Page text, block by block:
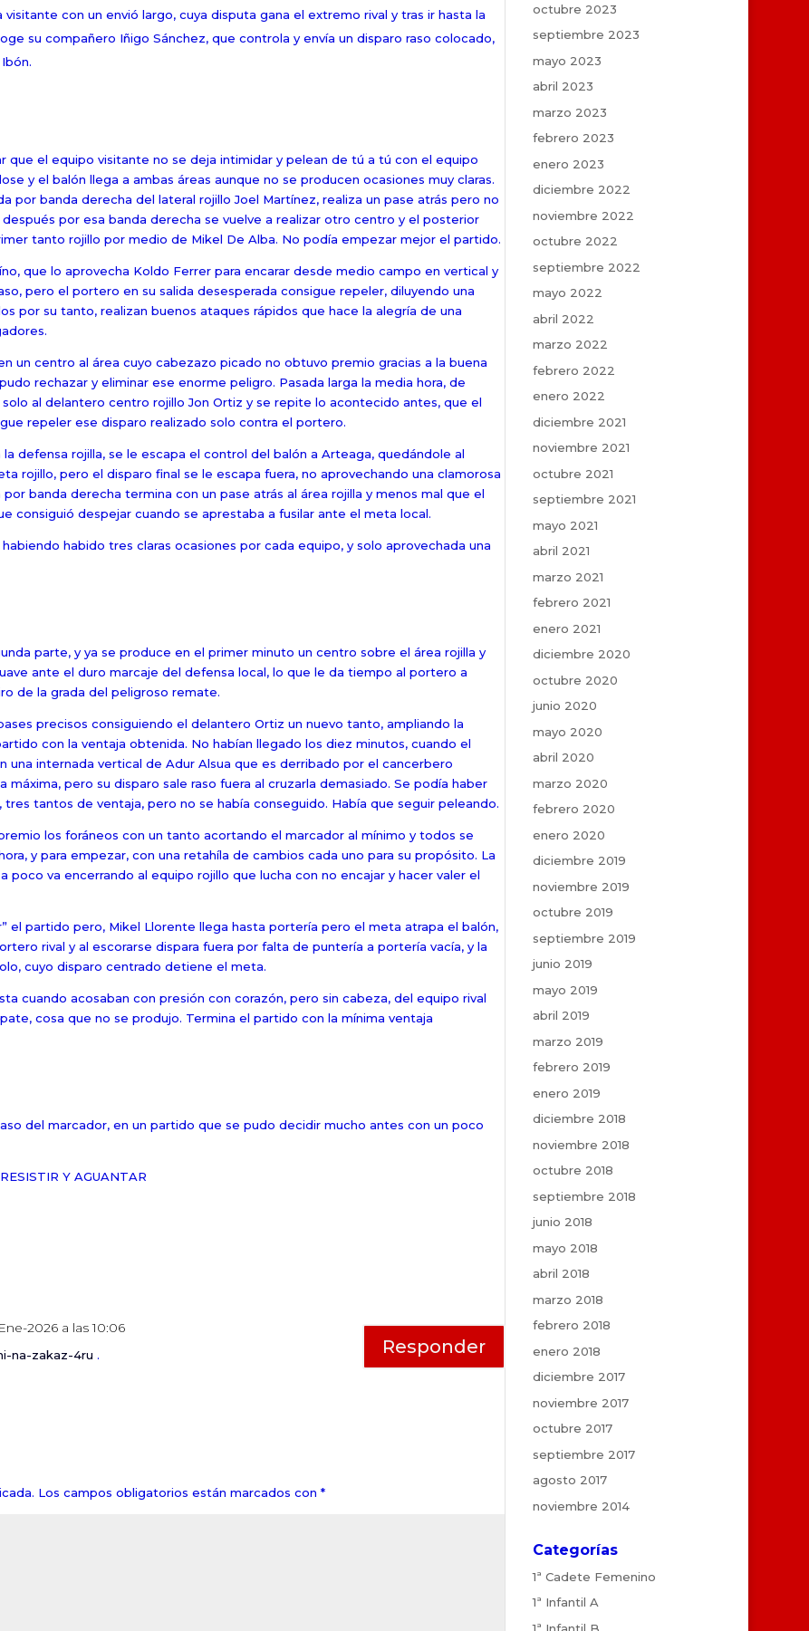
con un envió largo, cuya disputa gana el extremo rival y tras ir hasta la
su compañero Iñigo Sánchez, que controla y envía un disparo raso colocado,
que el equipo visitante no se deja intimidar y pelean de tú a tú con el equipo
y el balón llega a ambas áreas aunque no se producen ocasiones muy claras.
por banda derecha del lateral rojillo Joel Martínez, realiza un pase atrás pero no
por esa banda derecha se vuelve a realizar otro centro y el posterior
tanto rojillo por medio de Mikel De Alba. No podía empezar mejor el partido.
que lo aprovecha Koldo Ferrer para encarar desde medio campo en vertical y
pero el portero en su salida desesperada consigue repeler, diluyendo una
por su tanto, realizan buenos ataques rápidos que hace la alegría de una
un centro al área cuyo cabezazo picado no obtuvo premio gracias a la buena
rechazar y eliminar ese enorme peligro. Pasada larga la media hora, de
al delantero centro rojillo Jon Ortiz y se repite lo acontecido antes, que el
repeler ese disparo realizado solo contra el portero.
defensa rojilla, se le escapa el control del balón a Arteaga, quedándole al
rojillo, pero el disparo final se le escapa fuera, no aprovechando una clamorosa
banda derecha termina con un pase atrás al área rojilla y menos mal que el
consiguió despejar cuando se aprestaba a fusilar ante el meta local.
habido tres claras ocasiones por cada equipo, y solo aprovechada una
parte, y ya se produce en el primer minuto un centro sobre el área rojilla y
ante el duro marcaje del defensa local, lo que le da tiempo al portero a
de la grada del peligroso remate.
precisos consiguiendo el delantero Ortiz un nuevo tanto, ampliando la
con la ventaja obtenida. No habían llegado los diez minutos, cuando el
una internada vertical de Adur Alsua que es derribado por el cancerbero
pero su disparo sale raso fuera al cruzarla demasiado. Se podía haber
tantos de ventaja, pero no se había conseguido. Había que seguir peleando.
los foráneos con un tanto acortando el marcador al mínimo y todos se
y para empezar, con una retahíla de cambios cada uno para su propósito. La
va encerrando al equipo rojillo que lucha con no encajar y hacer valer el
el partido pero, Mikel Llorente llega hasta portería pero el meta atrapa el balón,
rival y al escorarse dispara fuera por falta de puntería a portería vacía, y la
cuyo disparo centrado detiene el meta.
cuando acosaban con presión con corazón, pero sin cabeza, del equipo rival
cosa que no se produjo. Termina el partido con la mínima ventaja
del marcador, en un partido que se pudo decidir mucho antes con un poco
Y AGUANTAR
2026 a las 10:06
na-zakaz-4ru . Responder
Los campos obligatorios están marcados con *
octubre 2023
septiembre 2023
mayo 2023
abril 2023
marzo 2023
febrero 2023
enero 2023
diciembre 2022
noviembre 2022
octubre 2022
septiembre 2022
mayo 2022
abril 2022
marzo 2022
febrero 2022
enero 2022
diciembre 2021
noviembre 2021
octubre 2021
septiembre 2021
mayo 2021
abril 2021
marzo 2021
febrero 2021
enero 2021
diciembre 2020
octubre 2020
junio 2020
mayo 2020
abril 2020
marzo 2020
febrero 2020
enero 2020
diciembre 2019
noviembre 2019
octubre 2019
septiembre 2019
junio 2019
mayo 2019
abril 2019
marzo 2019
febrero 2019
enero 2019
diciembre 2018
noviembre 2018
octubre 2018
septiembre 2018
junio 2018
mayo 2018
abril 2018
marzo 2018
febrero 2018
enero 2018
diciembre 2017
noviembre 2017
octubre 2017
septiembre 2017
agosto 2017
noviembre 2014
Categorías
1ª Cadete Femenino
1ª Infantil A
1ª Infantil B